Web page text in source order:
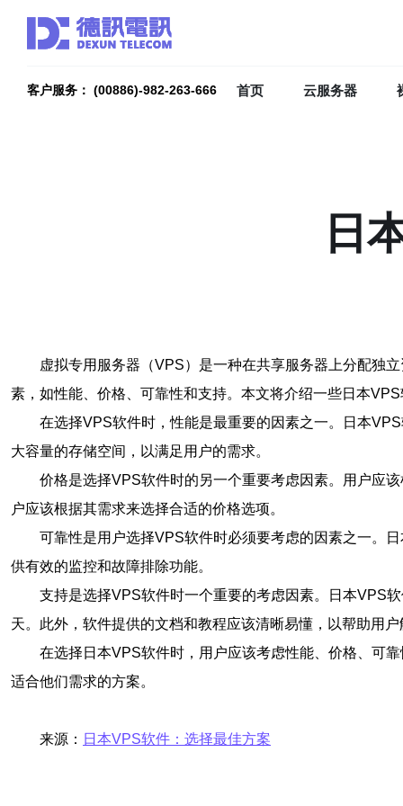
客户服务： (00886)-982-263-666 首页 云服务器
日
虚拟专用服务器（VPS）是一种在共享服务器上分配独
素，如性能、价格、可靠性和支持。本文将介绍一些日本
在选择VPS软件时，性能是最重要的因素之一。日本
大容量的存储空间，以满足用户的需求。
价格是选择VPS软件时的另一个重要考虑因素。用户应
户应该根据其需求来选择合适的价格选项。
可靠性是用户选择VPS软件时必须要考虑的因素之一。
供有效的监控和故障排除功能。
支持是选择VPS软件时一个重要的考虑因素。日本VPS
天。此外，软件提供的文档和教程应该清晰易懂，以帮助用
在选择日本VPS软件时，用户应该考虑性能、价格、可
适合他们需求的方案。
来源： 日本VPS软件：选择最佳方案